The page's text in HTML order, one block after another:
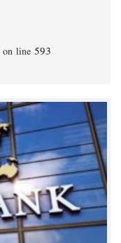
on line 593